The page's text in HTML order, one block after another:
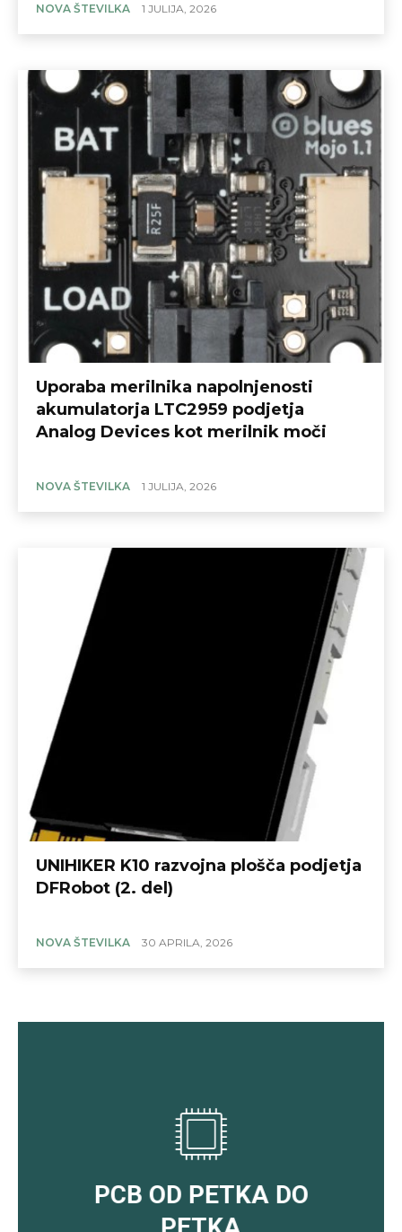
NOVA ŠTEVILKA 1 JULIJA, 2026
Uporaba merilnika napolnjenosti
akumulatorja LTC2959 podjetja
Analog Devices kot merilnik moči
NOVA ŠTEVILKA 1 JULIJA, 2026
UNIHIKER K10 razvojna plošča podjetja
DFRobot (2. del)
NOVA ŠTEVILKA 30 APRILA, 2026
PCB OD PETKA DO